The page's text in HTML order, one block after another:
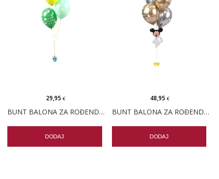
BUNT BALONA ZA ROĐENDAN DINOSAUR
29,95 €
DODAJ
BUNT BALONA ZA ROĐENDAN MICKEY MOUSE
48,95€
DODAJ